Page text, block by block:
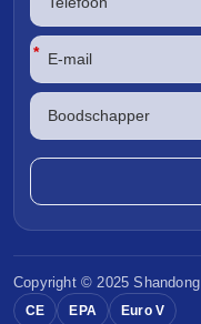
*
Copyright © 2025 Shandong
CE EPA Euro V